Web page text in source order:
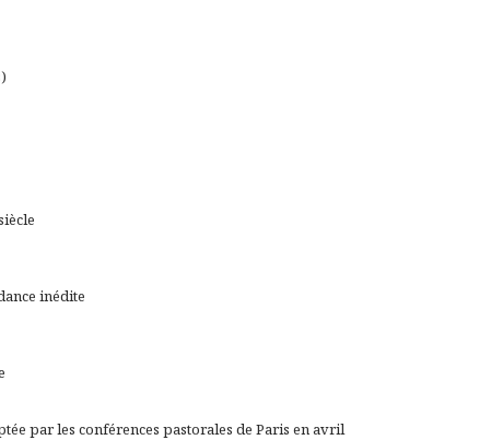
inédite
par les conférences pastorales de Paris en avril